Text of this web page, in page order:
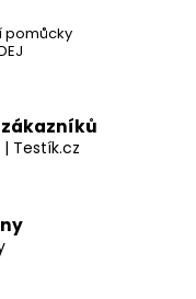
pomůcky
Testík.cz